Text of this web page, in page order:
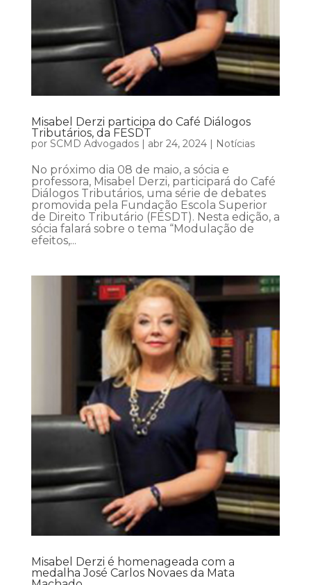
Misabel Derzi participa do Café Diálogos
Tributários, da FESDT
por SCMD Advogados| abr 24, 2024| Notícias
No próximo dia 08 de maio, a sócia e
professora, Misabel Derzi, participará do Café
Diálogos Tributários, uma série de debates
promovida pela Fundação Escola Superior
de Direito Tributário (FESDT). Nesta edição, a
sócia falará sobre o tema “Modulação de
efeitos,...
Misabel Derzi é homenageada com a
medalha José Carlos Novaes da Mata